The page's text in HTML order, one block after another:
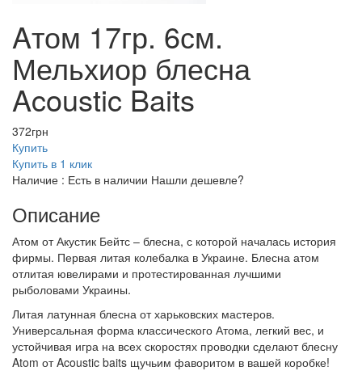
Aтом 17гр. 6см.
Мельхиор блесна
Acoustic Baits
372грн
Купить
Купить в 1 клик
Наличие : Есть в наличии Нашли дешевле?
Описание
Атом от Акустик Бейтс – блесна, с которой началась история
фирмы. Первая литая колебалка в Украине. Блесна атом
отлитая ювелирами и протестированная лучшими
рыболовами Украины.
Литая латунная блесна от харьковских мастеров.
Универсальная форма классического Атома, легкий вес, и
устойчивая игра на всех скоростях проводки сделают блесну
Atom от Acoustic baits щучьим фаворитом в вашей коробке!